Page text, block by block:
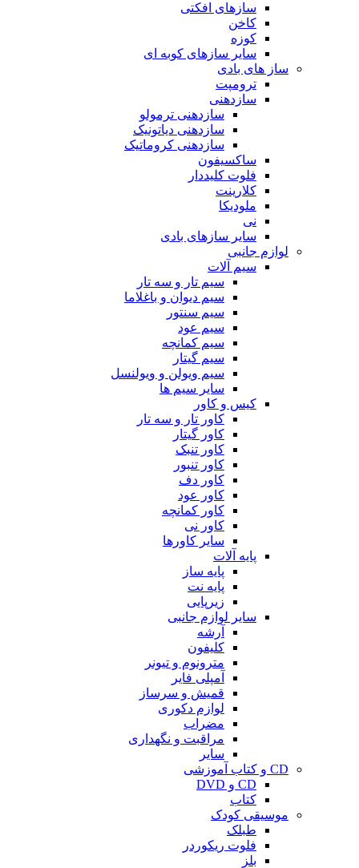
سازهای افکتی
کاخن
کوزه
سایر سازهای کوبه ای
ساز های بادی
ترومپت
سازدهنی
سازدهنی ترمولو
سازدهنی دیاتونیک
سازدهنی کروماتیک
ساکسیفون
فلوت کلیددار
کلارینت
ملودیکا
نی
سایر سازهای بادی
لوازم جانبی
سیم آلات
سیم تار و سه تار
سیم دیوان و باغلاما
سیم سنتور
سیم عود
سیم کمانچه
سیم گیتار
سیم ویولن و ویولنسل
سایر سیم ها
کیس و کاور
کاور تار و سه تار
کاور گیتار
کاور تنبک
کاور تنبور
کاور دف
کاور عود
کاور کمانچه
کاور نی
سایر کاورها
پایه آلات
پایه ساز
پایه نت
زیرپایی
سایر لوازم جانبی
آرشه
کلیفون
مترونوم و تیونر
آمپلی فایر
قمیش و سرساز
لوازم دکوری
مضراب
مراقبت و نگهداری
سایر
CD و کتاب آموزشی
CD و DVD
کتاب
موسیقی کودک
طبلک
فلوت ریکوردر
بلز